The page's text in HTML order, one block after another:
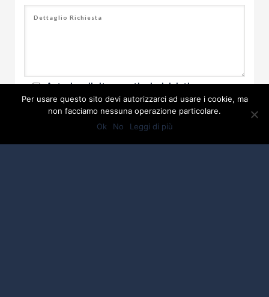
Autorizzo il sito a gestire i miei dati per
rispondere alla mia richiesta. I dati potranno
essere salvati all'interno di questo sito ma potrà
essere richiesta la loro cancellazione come descritto
Per usare questo sito devi autorizzarci ad usare i cookie, ma
non facciamo nessuna operazione particolare.
Ok
No Leggi di più